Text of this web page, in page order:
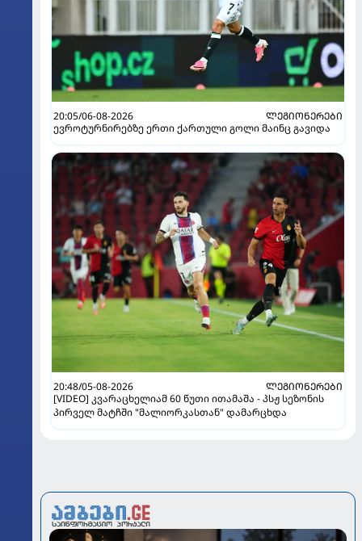
20:05/06-08-2026
ᲚᲔᲒᲘᲝᲜᲔᲠᲔᲑᲘ
ევროტურნირებზე ერთი ქართული გოლი მაინც გავიდა
20:48/05-08-2026
ᲚᲔᲒᲘᲝᲜᲔᲠᲔᲑᲘ
[VIDEO] კვარაცხელიამ 60 წუთი ითამაშა - პსჟ სეზონის
პირველ მატჩში "მალიორკასთან" დამარცხდა